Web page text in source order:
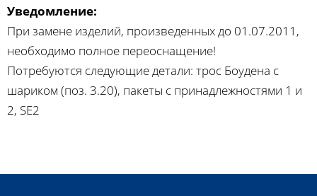
Уведомление:
При замене изделий, произведенных до 01.07.2011,
необходимо полное переоснащение!
Потребуются следующие детали: трос Боудена с
шариком (поз. 3.20), пакеты с принадлежностями 1 и
2, SE2